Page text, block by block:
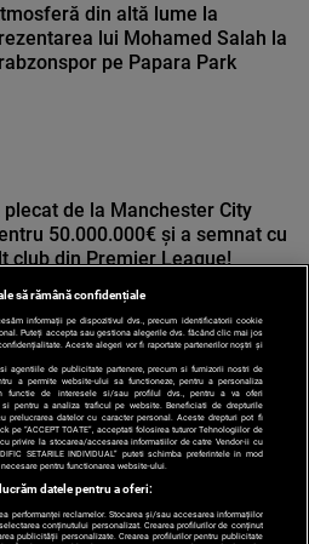
din altă lume la
lui Mohamed Salah la
pe Papara Park
plecat de la Manchester City
50.000.000€ și a semnat cu
club din Premier League!
să rămână confidențiale
informații pe dispozitivul dvs., precum identificatorii cookie
Puteți accepta sau gestiona alegerile dvs. făcând clic mai jos
Aceste alegeri vor fi raportate partenerilor noștri și
agentiile de publicitate partenere, precum si furnizorii nostri de
a permite website-ului sa functioneze, pentru a personaliza
functie de interesele si/sau profilul dvs., pentru a va oferi
pentru a analiza traficul pe website. Beneficiati de drepturile
prelucrarea datelor cu caracter personal. Aceste drepturi pot fi
pe “ACCEPT TOATE”, acceptati folosirea tuturor Tehnologiilor de
privire la stocarea/accesarea informatiilor de catre Vendor-ii cu
SETARILE INDIVIDUAL” puteti schimba preferintele in mod
pentru functionarea website-ului.
datele pentru a oferi:
performanței reclamelor. Stocarea și/sau accesarea informațiilor
conținutului personalizat. Crearea profilurilor de conținut
publicității personalizate. Crearea profilurilor pentru publicitate